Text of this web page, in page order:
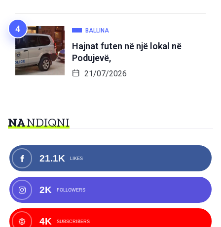
BALLINA
Hajnat futen në një lokal në
Podujevë,
21/07/2026
NANDIQNI
21.1K LIKES
2K FOLLOWERS
4K SUBSCRIBERS